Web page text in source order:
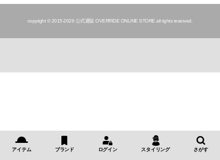
copyright © 2015-2026 公式通販 OVERRIDE ONLINE STORE all rights reserved.
アイテム ブランド ログイン スタイリング さがす